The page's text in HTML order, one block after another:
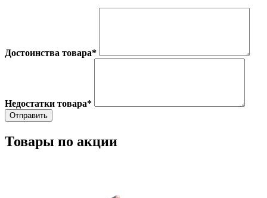
Достоинства товара*
Недостатки товара*
Товары по акции